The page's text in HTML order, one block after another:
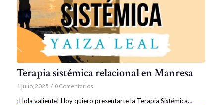
Terapia sistémica relacional en Manresa
1 julio, 2025 / 0 Comentarios
¡Hola valiente! Hoy quiero presentarte la Terapia Sistémica…